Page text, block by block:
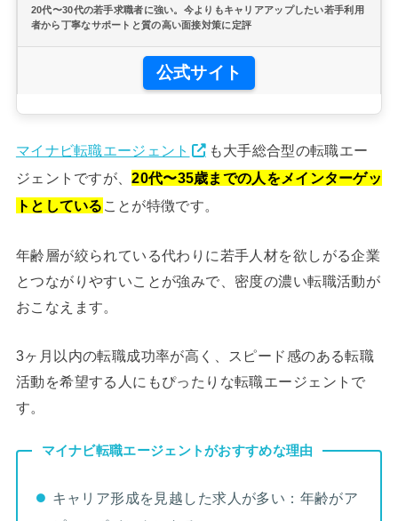
20代〜30代の若手求職者に強い。今よりもキャリアアップしたい若手利用
者から丁寧なサポートと質の高い面接対策に定評
公式サイト
マイナビ転職エージェント
も大手総合型の転職エー
ジェントですが、20代〜35歳までの人をメインターゲッ
トとしている ことが特徴です。
年齢層が絞られている代わりに若手人材を欲しがる企業
とつながりやすいことが強みで、密度の濃い転職活動が
おこなえます。
3ヶ月以内の転職成功率が高く、スピード感のある転職
活動を希望する人にもぴったりな転職エージェントで
す。
マイナビ転職エージェントがおすすめな理由
キャリア形成を見越した求人が多い：年齢がア